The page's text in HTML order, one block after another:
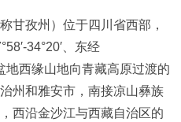
孜州）位于四川省西部，
34°20′、东经
地西缘山地向青藏高原过渡的
州和雅安市，南接凉山彝族
西沿金沙江与西藏自治区的